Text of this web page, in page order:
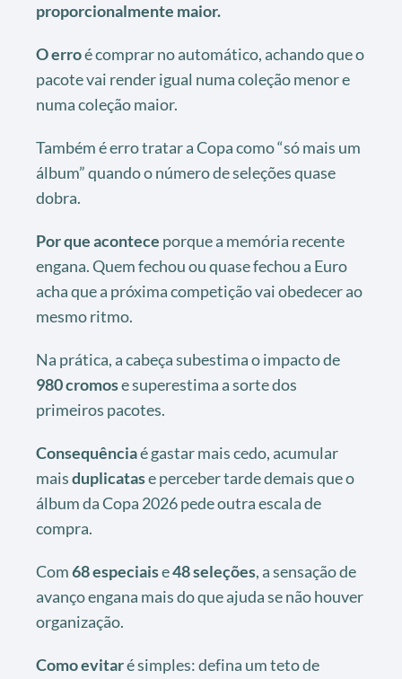
proporcionalmente maior.
O erroé comprar no automático, achando que o
pacote vai render igual numa coleção menor e
numa coleção maior.
Também é erro tratar a Copa como “só mais um
álbum” quando o número de seleções quase
dobra.
Por que acontece porque a memória recente
engana. Quem fechou ou quase fechou a Euro
acha que a próxima competição vai obedecer ao
mesmo ritmo.
Na prática, a cabeça subestima o impacto de
980 cromose superestima a sorte dos
primeiros pacotes.
Consequênciaé gastar mais cedo, acumular
maisduplicatase perceber tarde demais que o
álbum da Copa 2026 pede outra escala de
compra.
Com68 especiaise48 seleções, a sensação de
avanço engana mais do que ajuda se não houver
organização.
Como evitaré simples: defina um teto de